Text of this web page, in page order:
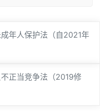
年人保护法（自2021年
正当竞争法（2019修